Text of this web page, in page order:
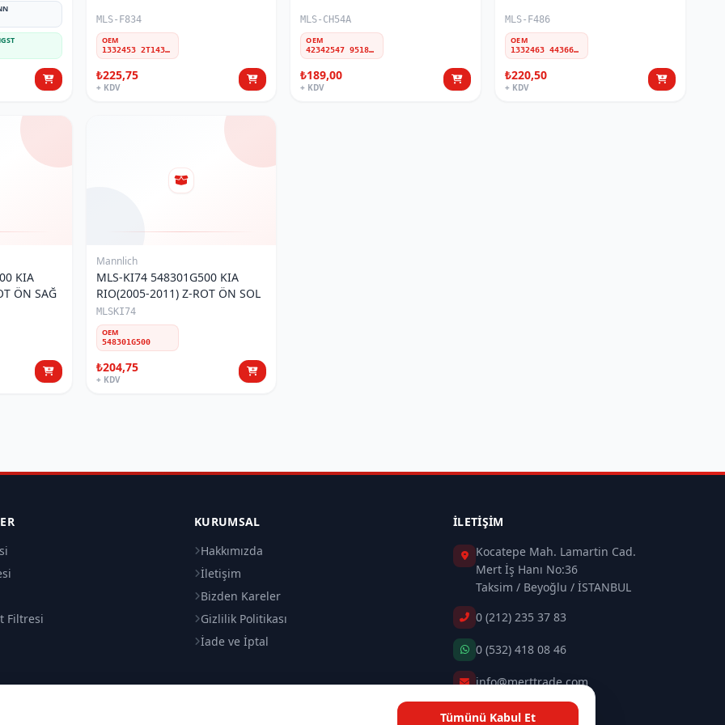
MLS-F834
OEM
1332453 2T143B438BA 4367012 2T143B438BB 1525372 7T163B438AA W12T143B438BA
₺225,75
+ KDV
MLS-CH54A
OEM
42342547 95182126 95299172 95941670 95982930
₺189,00
+ KDV
MLS-F486
OEM
1332463 4436609 W12T145C486AD 2T1Z5C486A 2T145C486AG 2T145C486AE 4367076 2T145C486AC 4548398 2T145C486AD 2T145C486AB 2T145C486AF 4414780 4420546
₺220,50
+ KDV
KIA
ÖN SAĞ
Mannlich
MLS-KI74 548301G500 KIA
RIO(2005-2011) Z-ROT ÖN SOL
MLSKI74
OEM
548301G500
₺204,75
+ KDV
Filtresi
KURUMSAL
Hakkımızda
İletişim
Bizden Kareler
Gizlilik Politikası
İade ve İptal
İLETIŞIM
Kocatepe Mah. Lamartin Cad.
Mert İş Hanı No:36
Taksim / Beyoğlu / İSTANBUL
0 (212) 235 37 83
0 (532) 418 08 46
info@merttrade.com
İletişim Sayfası
Tümünü Kabul Et